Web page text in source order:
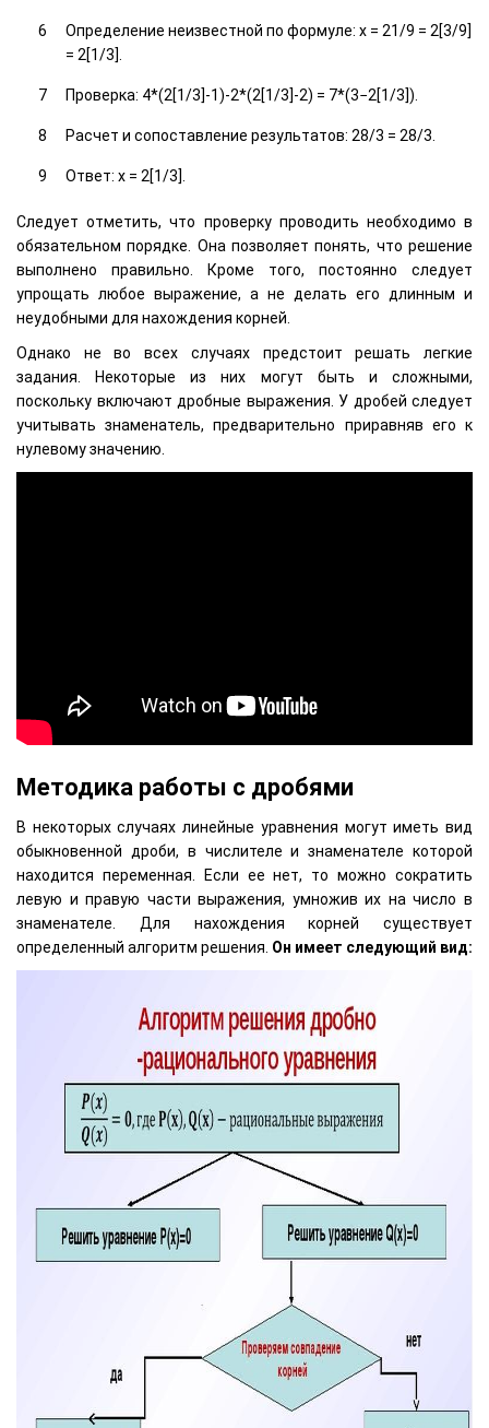
Определение неизвестной по формуле: x = 21/9 = 2[3/9]
= 2[1/3].
Проверка: 4*(2[1/3]-1)-2*(2[1/3]-2) = 7*(3−2[1/3]).
Расчет и сопоставление результатов: 28/3 = 28/3.
Ответ: x = 2[1/3].
Cледует отметить, что проверку проводить необходимо в
обязательном порядке. Она позволяет понять, что решение
выполнено правильно. Кроме того, постоянно следует
упрощать любое выражение, а не делать его длинным и
неудобными для нахождения корней.
Однако не во всех случаях предстоит решать легкие
задания. Некоторые из них могут быть и сложными,
поскольку включают дробные выражения. У дробей следует
учитывать знаменатель, предварительно приравняв его к
нулевому значению.
Методика работы с дробями
В некоторых случаях линейные уравнения могут иметь вид
обыкновенной дроби, в числителе и знаменателе которой
находится переменная. Если ее нет, то можно сократить
левую и правую части выражения, умножив их на число в
знаменателе. Для нахождения корней существует
определенный алгоритм решения. Он имеет следующий вид: